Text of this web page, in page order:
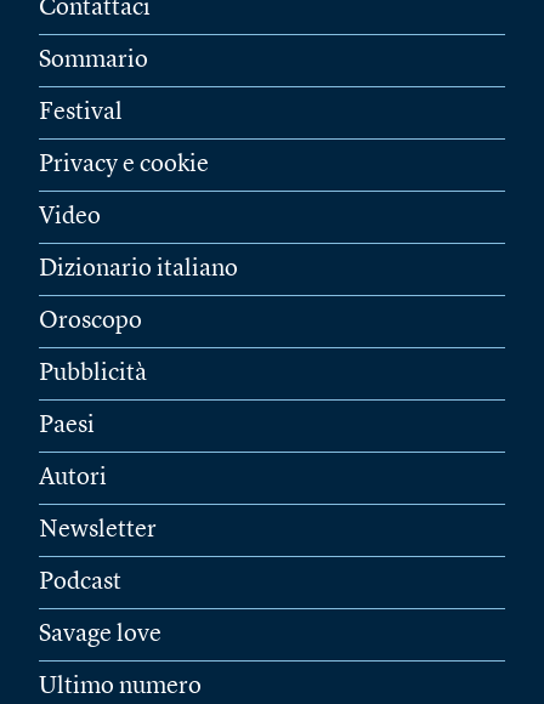
Contattaci
Sommario
Festival
Privacy e cookie
Video
Dizionario italiano
Oroscopo
Pubblicità
Paesi
Autori
Newsletter
Podcast
Savage love
Ultimo numero